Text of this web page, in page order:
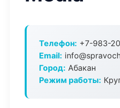
Телефон: +7-983-
Email:
Город: Абакан
Режим работы: